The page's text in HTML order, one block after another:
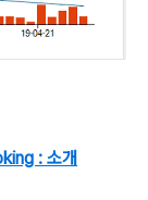
: 소개